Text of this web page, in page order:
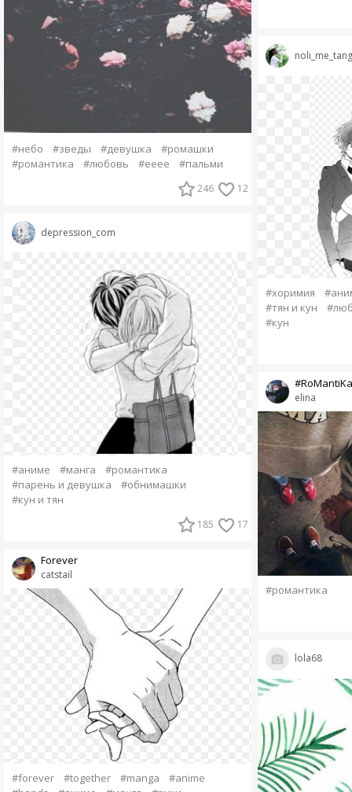
#небо #зведы #девушка
#ромашки
#романтика
#любовь #ееее #пальми
246 12
depression_com
#аниме #манга
#романтика
#парень и девушка
#обнимашки
#кун и тян
185 17
catstail
Forever
#forever #together #manga
#anime
#хоримия
#тян и кун
#кун
elina
#RoMantiKa
#романтика
lola68